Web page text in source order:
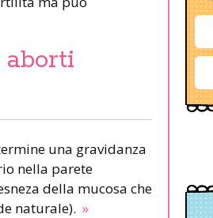
aborti
una gravidanza
nella parete
della mucosa che
naturale). »